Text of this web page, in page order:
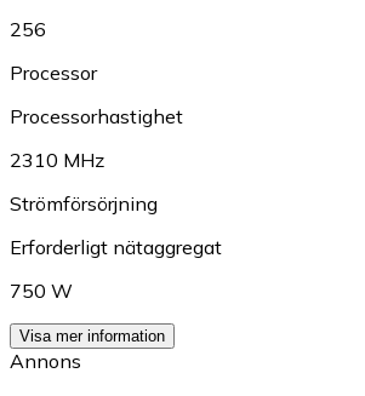
256
Processor
Processorhastighet
2310 MHz
Strömförsörjning
Erforderligt nätaggregat
750 W
Visa mer information
Annons